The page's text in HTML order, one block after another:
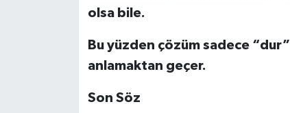
olsa bile.
Bu yüzden çözüm sadece
anlamaktan geçer.
Son Söz